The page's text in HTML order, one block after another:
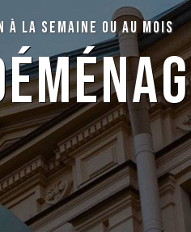
à la semaine ou au mois